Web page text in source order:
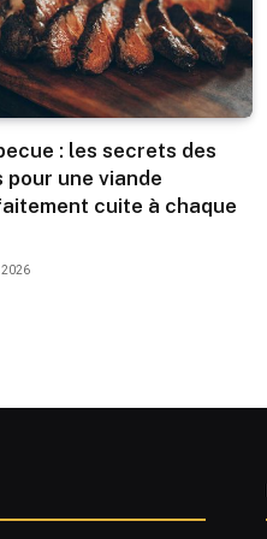
: les secrets des
pour une viande
cuite à chaque